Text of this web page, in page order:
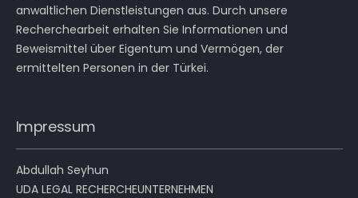
anwaltlichen Dienstleistungen aus. Durch unsere
Recherchearbeit erhalten Sie Informationen und
Beweismittel über Eigentum und Vermögen, der
ermittelten Personen in der Türkei.
Impressum
Abdullah Seyhun
UDA LEGAL RECHERCHEUNTERNEHMEN